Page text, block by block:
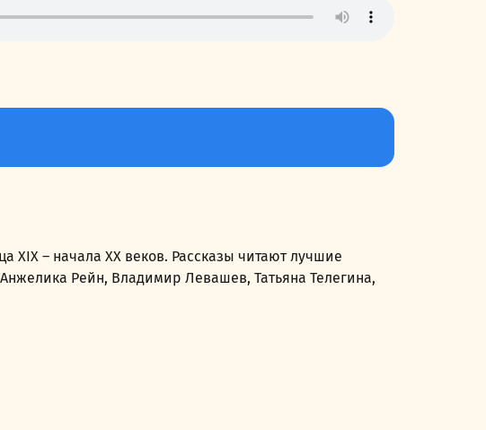
– начала XX веков. Рассказы читают лучшие
Рейн, Владимир Левашев, Татьяна Телегина,